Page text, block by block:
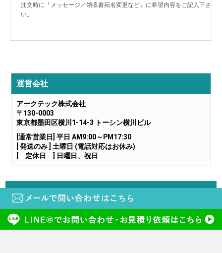
注文時に『メッセージ／領収書宛名変更など』に希望内容をご記入下さ
い。
運営会社
アークテック株式会社
〒130-0003
東京都墨田区横川1-14-3 トーシン横川ビル
[通常営業日] 平日 AM9:00～PM17:30
[ 発送のみ ] 土曜日 (電話対応はお休み)
[ 定休日 ] 日曜日、祝日
copyright (c) 鍵と電気錠の通販サイトkeyDEPO. all rights reserved.